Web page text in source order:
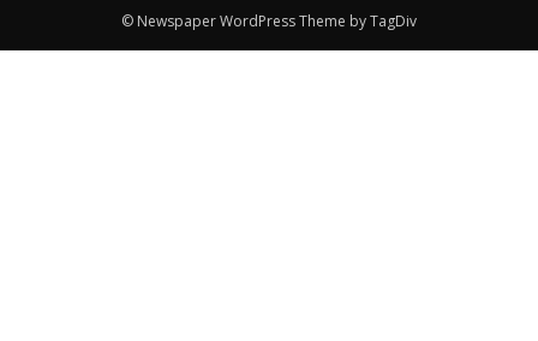
© Newspaper WordPress Theme by TagDiv